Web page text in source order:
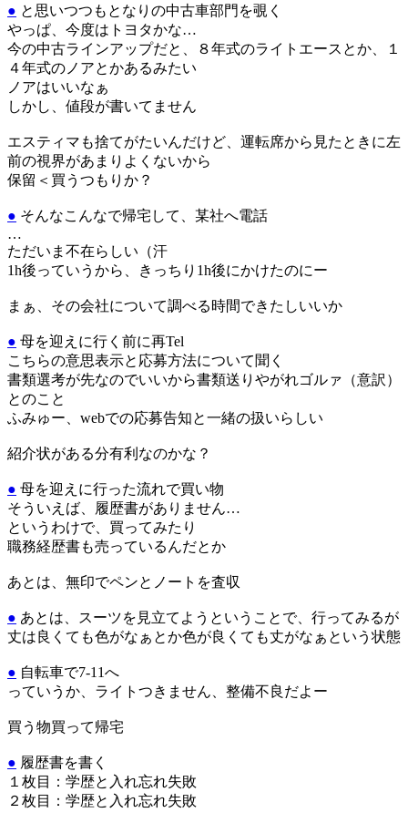
● と思いつつもとなりの中古車部門を覗く
やっぱ、今度はトヨタかな…
今の中古ラインアップだと、８年式のライトエースとか、１
４年式のノアとかあるみたい
ノアはいいなぁ
しかし、値段が書いてません
エスティマも捨てがたいんだけど、運転席から見たときに左
前の視界があまりよくないから
保留＜買うつもりか？
● そんなこんなで帰宅して、某社へ電話
…
ただいま不在らしい（汗
1h後っていうから、きっちり1h後にかけたのにー
まぁ、その会社について調べる時間できたしいいか
● 母を迎えに行く前に再Tel
こちらの意思表示と応募方法について聞く
書類選考が先なのでいいから書類送りやがれゴルァ（意訳）
とのこと
ふみゅー、webでの応募告知と一緒の扱いらしい
紹介状がある分有利なのかな？
● 母を迎えに行った流れで買い物
そういえば、履歴書がありません…
というわけで、買ってみたり
職務経歴書も売っているんだとか
あとは、無印でペンとノートを査収
● あとは、スーツを見立てようということで、行ってみるが
丈は良くても色がなぁとか色が良くても丈がなぁという状態
● 自転車で7-11へ
っていうか、ライトつきません、整備不良だよー
買う物買って帰宅
● 履歴書を書く
１枚目：学歴と入れ忘れ失敗
２枚目：学歴と入れ忘れ失敗